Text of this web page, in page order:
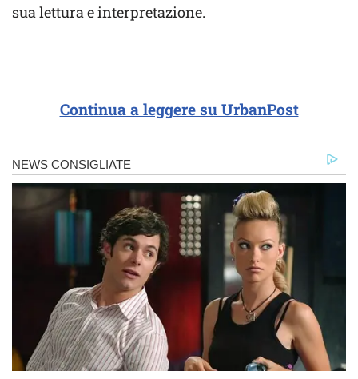
sua lettura e interpretazione.
Continua a leggere su UrbanPost